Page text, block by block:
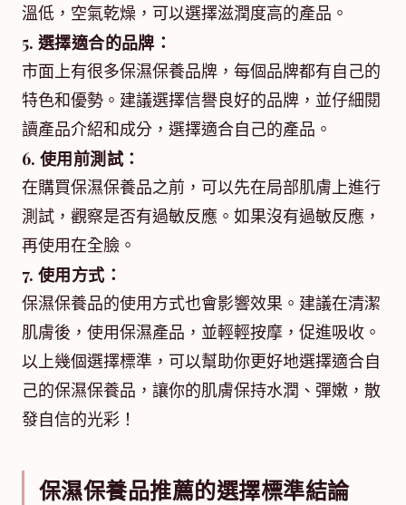
溫低，空氣乾燥，可以選擇滋潤度高的產品。
5. 選擇適合的品牌：
市面上有很多保濕保養品牌，每個品牌都有自己的
特色和優勢。建議選擇信譽良好的品牌，並仔細閱
讀產品介紹和成分，選擇適合自己的產品。
6. 使用前測試：
在購買保濕保養品之前，可以先在局部肌膚上進行
測試，觀察是否有過敏反應。如果沒有過敏反應，
再使用在全臉。
7. 使用方式：
保濕保養品的使用方式也會影響效果。建議在清潔
肌膚後，使用保濕產品，並輕輕按摩，促進吸收。
以上幾個選擇標準，可以幫助你更好地選擇適合自
己的保濕保養品，讓你的肌膚保持水潤、彈嫩，散
發自信的光彩！
保濕保養品推薦的選擇標準結論